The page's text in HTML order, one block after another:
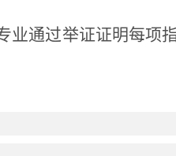
业通过举证证明每项